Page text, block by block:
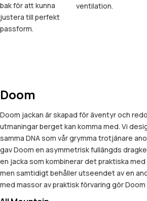
bak för att kunna
justera till perfekt
passform.
ventilation.
Doom
Doom jackan är skapad för äventyr och
utmaningar berget kan komma med. Vi
samma DNA som vår grymma trotjänare
gav Doom en asymmetrisk fullängds
en jacka som kombinerar det praktiska
men samtidigt behåller utseendet av en
med massor av praktisk förvaring gör